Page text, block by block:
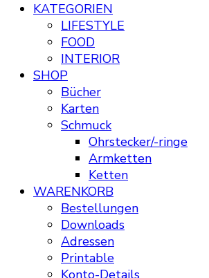
KATEGORIEN
LIFESTYLE
FOOD
INTERIOR
SHOP
Bücher
Karten
Schmuck
Ohrstecker/-ringe
Armketten
Ketten
WARENKORB
Bestellungen
Downloads
Adressen
Printable
Konto-Details